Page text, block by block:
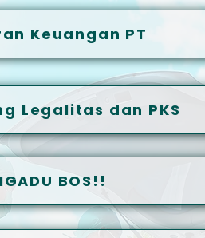
Keuangan PT
Legalitas dan PKS
BOS!!